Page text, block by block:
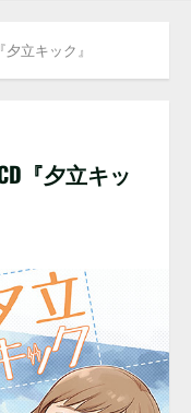
立キック』
『夕立キッ